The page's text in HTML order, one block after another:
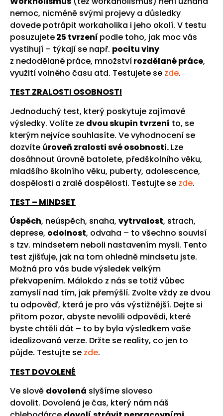
nemoc, nicméně svými projevy a důsledky
dovede potrápit workaholika i jeho okolí. V testu
posuzujete25 tvrzení podle toho, jak moc vás
vystihují – týkají se např. pocitu viny
z nedodělané práce, množstvírozdělané práce,
využití volného času atd. Testujete se zde.
TEST ZRALOSTI OSOBNOSTI
Jednoduchý test, který poskytuje zajímavé
výsledky. Volíte ze dvou skupin tvrzení to, se
kterým nejvíce souhlasíte. Ve vyhodnocení se
dozvíte úroveň zralosti své osobnosti. Lze
dosáhnout úrovně batolete, předškolního věku,
mladšího školního věku, puberty, adolescence,
dospělosti a zralé dospělosti. Testujte se zde.
TEST – MINDSET
Úspěch, neúspěch, snaha, vytrvalost, strach,
deprese, odolnost, odvaha – to všechno souvisí
s tzv. mindsetem neboli nastavením mysli. Tento
test zjišťuje, jak na tom ohledně mindsetu jste.
Možná pro vás bude výsledek velkým
překvapením. Málokdo z nás se totiž vůbec
zamyslí nad tím, jak přemýšlí. Zvolte vždy ze dvou
tu odpověď, která je pro vás výstižnější. Dejte si
přitom pozor, abyste nevolili odpovědi, které
byste chtěli dát – to by byla výsledkem vaše
idealizovaná verze. Držte se reality, co jen to
půjde. Testujte se zde.
TEST DOVOLENÉ
Ve slově dovolená slyšíme sloveso
dovolit. Dovolená je čas, který nám náš